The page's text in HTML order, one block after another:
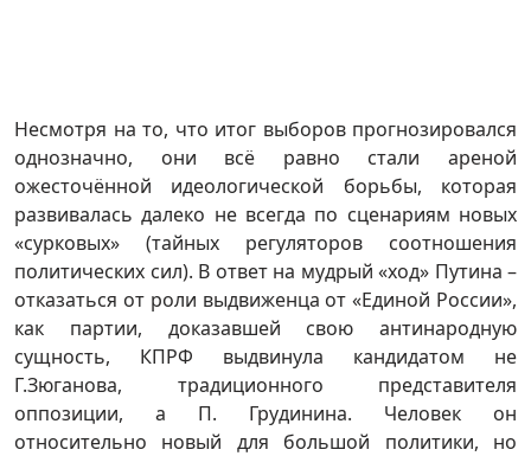
Несмотря на то, что итог выборов прогнозировался
однозначно, они всё равно стали ареной
ожесточённой идеологической борьбы, которая
развивалась далеко не всегда по сценариям новых
«сурковых» (тайных регуляторов соотношения
политических сил). В ответ на мудрый «ход» Путина –
отказаться от роли выдвиженца от «Единой России»,
как партии, доказавшей свою антинародную
сущность, КПРФ выдвинула кандидатом не
Г.Зюганова, традиционного представителя
оппозиции, а П. Грудинина. Человек он
относительно новый для большой политики, но